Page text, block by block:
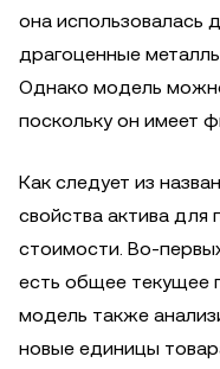
она использовалась
драгоценные
Однако модель
поскольку он имеет
Как следует из
свойства актива для
стоимости. Во-
есть общее текущее
модель также
новые единицы